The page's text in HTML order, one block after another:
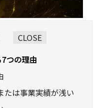
CLOSE
つの理由
たは事業実績が浅い